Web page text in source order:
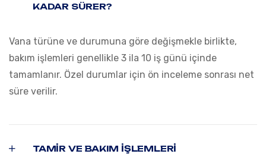
KADAR SÜRER?
Vana türüne ve durumuna göre değişmekle birlikte,
bakım işlemleri genellikle 3 ila 10 iş günü içinde
tamamlanır. Özel durumlar için ön inceleme sonrası net
süre verilir.
TAMIR VE BAKIM IŞLEMLERI